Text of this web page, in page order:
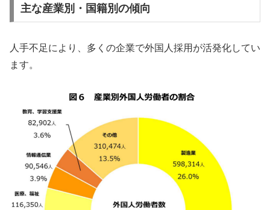
主な産業別・国籍別の傾向
人手不足により、多くの企業で外国人採用が活発化してい
ます。